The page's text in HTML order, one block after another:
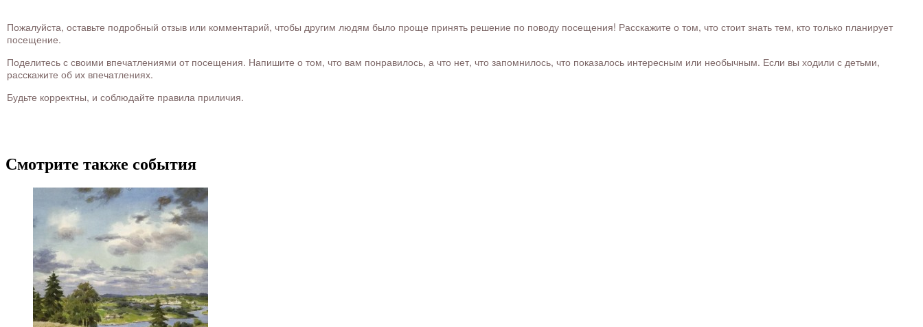
Пожалуйста, оставьте подробный отзыв или комментарий, чтобы другим людям было проще принять решение по поводу посещения! Расскажите о том, что стоит знать тем, кто только планирует
посещение.
Поделитесь с своими впечатлениями от посещения. Напишите о том, что вам понравилось, а что нет, что запомнилось, что показалось интересным или необычным. Если вы ходили с детьми,
расскажите об их впечатлениях.
Будьте корректны, и соблюдайте правила приличия.
Смотрите также события